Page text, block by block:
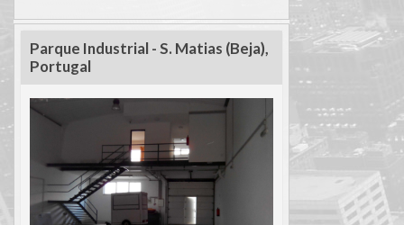
Parque Industrial - S. Matias (Beja),
Portugal